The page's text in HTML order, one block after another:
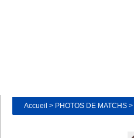
Accueil > PHOTOS DE MATCHS >